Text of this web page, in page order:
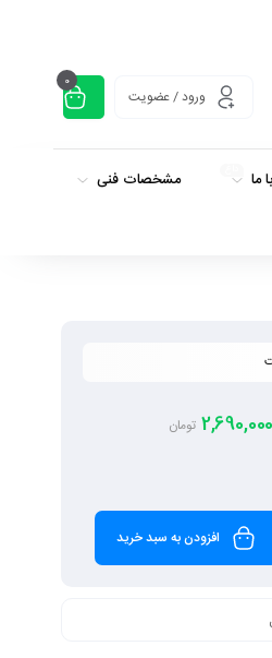
ورود / عضویت
0
ما
مشخصات فنی
2,690,000 تومان
افزودن به سبد خرید